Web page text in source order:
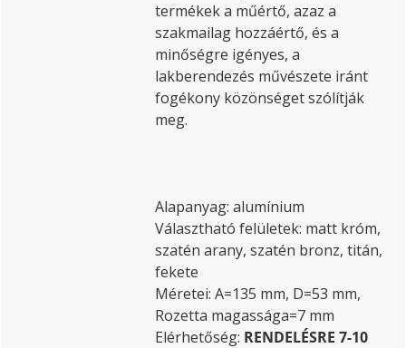
termékek a műértő, azaz a
szakmailag hozzáértő, és a
minőségre igényes, a
lakberendezés művészete iránt
fogékony közönséget szólítják
meg.
Alapanyag: alumínium
Választható felületek: matt króm,
szatén arany, szatén bronz, titán,
fekete
Méretei: A=135 mm, D=53 mm,
Rozetta magassága=7 mm
Elérhetőség: RENDELÉSRE 7-10